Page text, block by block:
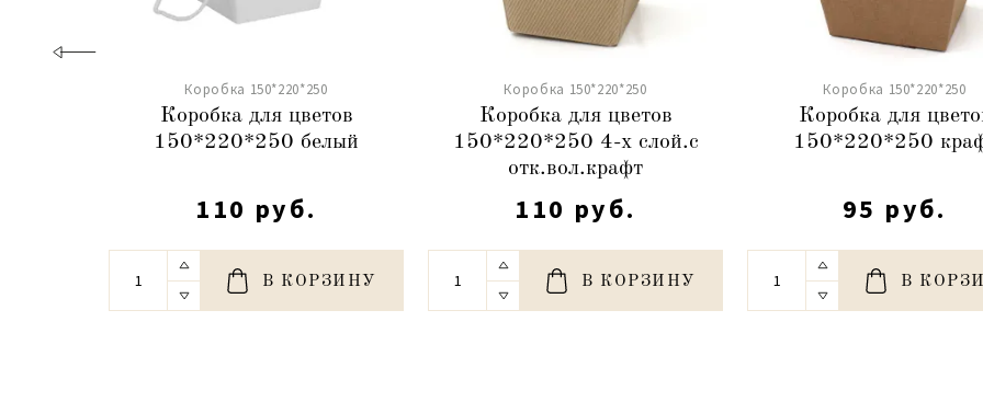
Коробка 150*220*250
Коробка для цветов
150*220*250 белый
110 руб.
В КОРЗИНУ
Коробка 150*220*250
Коробка для цветов
150*220*250 4-х слой.с
отк.вол.крафт
110 руб.
В КОРЗИНУ
Коробка 150*220*250
Коробка для
150*220*250
95 руб.
В